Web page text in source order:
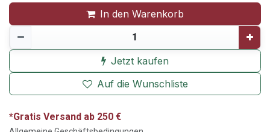
In den Warenkorb
Jetzt kaufen
Auf die Wunschliste
*Gratis Versand ab 250 €